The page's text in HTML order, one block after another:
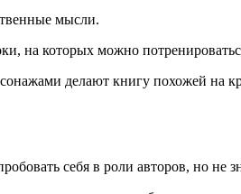
мысли.
на которых можно
делают книгу похожей на
себя в роли авторов, но не